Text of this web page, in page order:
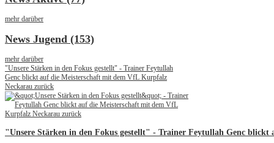
mehr darüber
News Jugend (153)
mehr darüber
"Unsere Stärken in den Fokus gestellt" - Trainer Feytullah
Genc blickt auf die Meisterschaft mit dem VfL Kurpfalz
Neckarau zurück
"Unsere Stärken in den Fokus gestellt" - Trainer Feytullah Genc